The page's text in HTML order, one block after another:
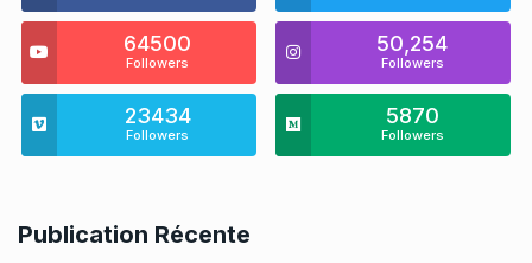
64500
Followers
50,254
Followers
23434
Followers
5870
Followers
Publication Récente